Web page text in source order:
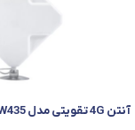
آنتن 4G تقویتی مدل W435 با کانکتور SMA